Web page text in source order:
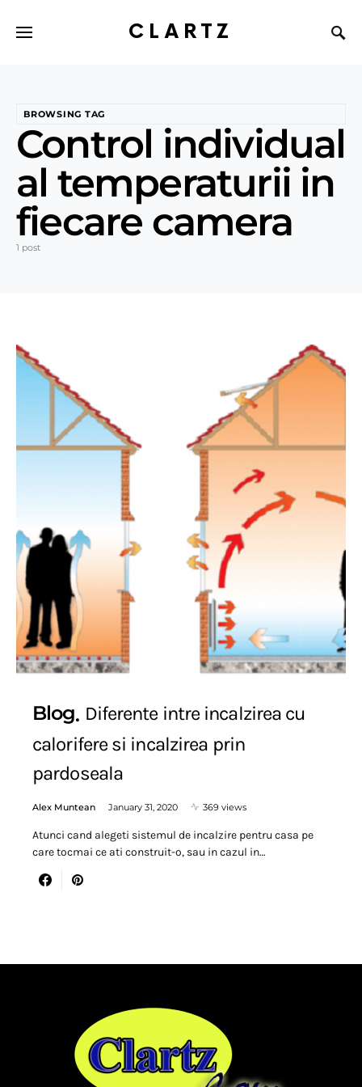
CLARTZ
BROWSING TAG
Control individual
al temperaturii in
fiecare camera
1 post
Blog Diferente intre incalzirea cu
calorifere si incalzirea prin
pardoseala
Alex Muntean January 31, 2020 369 views
Atunci cand alegeti sistemul de incalzire pentru casa pe
care tocmai ce ati construit-o, sau in cazul in…